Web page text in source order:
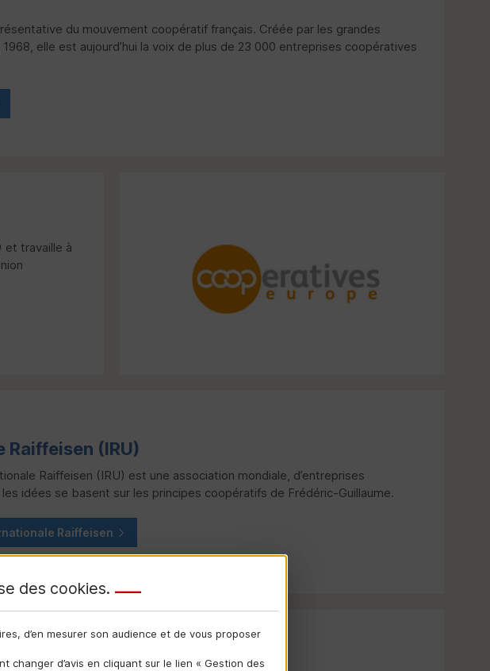
du mouvement coopératif français. Créée par les grandes
elle est aujourd’hui la voix de plus de 23 000 entreprises coopératives
et travaille à
Raiffeisen (IRU)
Raiffeisen (IRU) est une association mondiale, d’entreprises
idées se basent sur les principes coopératifs de Frédéric-Guillaume.
Raiffeisen
des cookies.
d’en mesurer son audience et de vous proposer
changer d’avis en cliquant sur le lien « Gestion des